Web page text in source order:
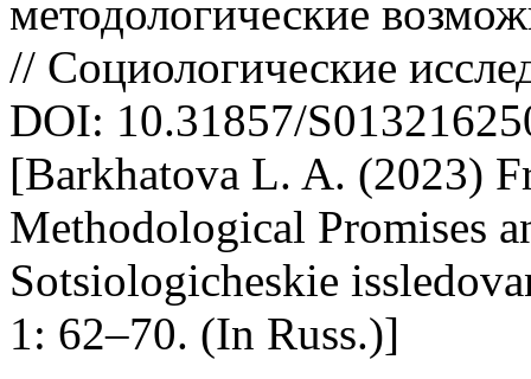
методологические
// Социологические
DOI: 10.31857/
[Barkhatova L. A. (2023)
Methodological Promises
Sotsiologicheskie
1: 62–70. (In Russ.)]